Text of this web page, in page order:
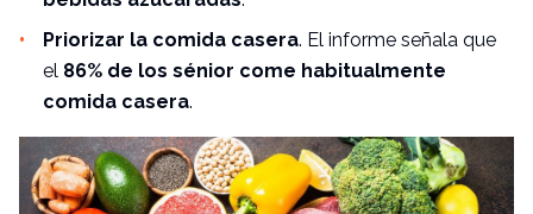
Priorizar la comida casera. El informe señala que
el 86% de los sénior come habitualmente
comida casera.